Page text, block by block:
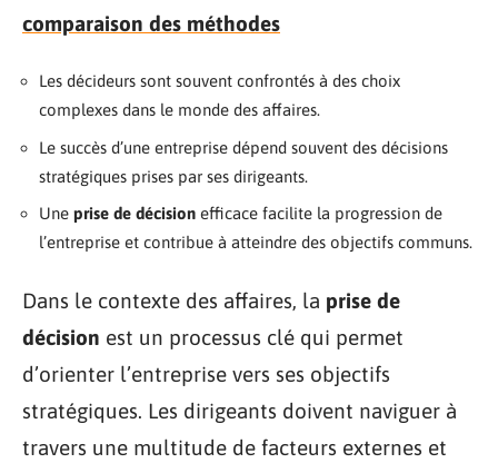
comparaison des méthodes
Les décideurs sont souvent confrontés à des choix
complexes dans le monde des affaires.
Le succès d’une entreprise dépend souvent des décisions
stratégiques prises par ses dirigeants.
Une prise de décision efficace facilite la progression de
l’entreprise et contribue à atteindre des objectifs communs.
Dans le contexte des affaires, la prise de
décision est un processus clé qui permet
d’orienter l’entreprise vers ses objectifs
stratégiques. Les dirigeants doivent naviguer à
travers une multitude de facteurs externes et